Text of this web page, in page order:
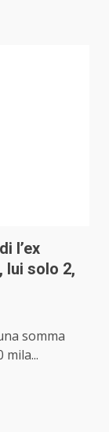
l’ex
lui solo 2,
somma